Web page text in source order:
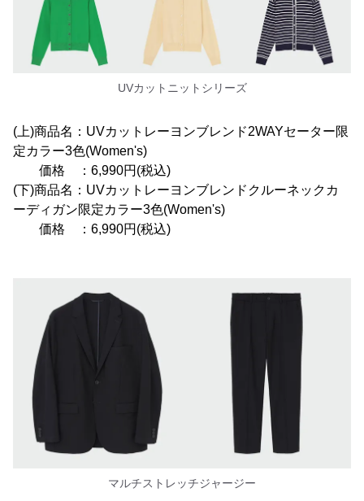
UVカットニットシリーズ
(上)商品名：UVカットレーヨンブレンド2WAYセーター限
定カラー3色(Women's)
価格 ：6,990円(税込)
(下)商品名：UVカットレーヨンブレンドクルーネックカ
ーディガン限定カラー3色(Women's)
価格 ：6,990円(税込)
マルチストレッチジャージー